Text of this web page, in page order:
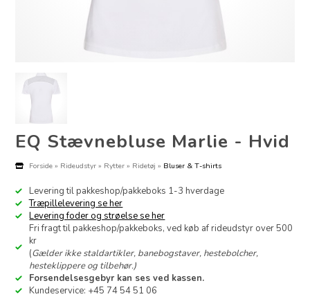
EQ Stævnebluse Marlie - Hvid
Forside » Rideudstyr » Rytter » Ridetøj » Bluser & T-shirts
Levering til pakkeshop/pakkeboks 1-3 hverdage
Træpillelevering se her
Levering foder og strøelse se her
Fri fragt til pakkeshop/pakkeboks, ved køb af rideudstyr over 500
kr
(Gælder ikke staldartikler, banebogstaver, hestebolcher,
hesteklippere og tilbehør.)
Forsendelsesgebyr kan ses ved kassen.
Kundeservice: +45 74 54 51 06